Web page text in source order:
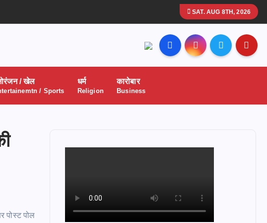
SAT. AUG 8TH, 2026
/ खेल
/ Sports
धर्म
Religion
कारोबार
Business
पोस्ट पोल